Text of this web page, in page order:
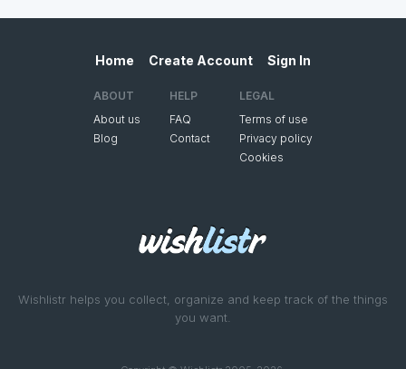
Wishlistr helps you collect, organize and keep track of the things
you want.
Home Create Account Sign In
ABOUT
About us
Blog
HELP
FAQ
Contact
LEGAL
Terms of use
Privacy policy
Cookies